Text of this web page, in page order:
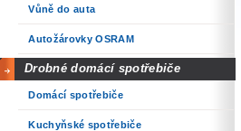
Vůně do auta
Autožárovky OSRAM
Drobné domácí spotřebiče
Domácí spotřebiče
Kuchyňské spotřebiče